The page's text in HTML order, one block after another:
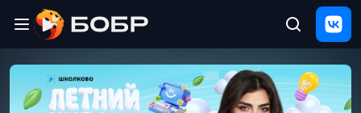
ЩЕЛЧОК
2026